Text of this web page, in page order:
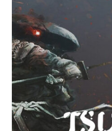
NUOVO
FRAMEWORK
EUROPEO